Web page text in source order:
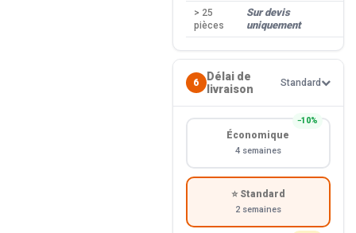
> 25
pièces
Sur devis
uniquement
6
Délai de
livraison
Standard
−10%
Économique
4 semaines
⭐ Standard
2 semaines